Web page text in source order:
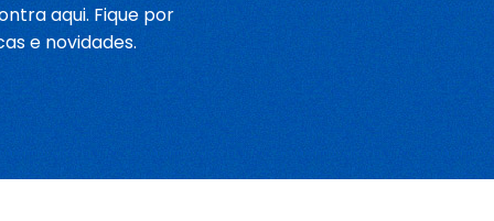
aqui. Fique por
e novidades.